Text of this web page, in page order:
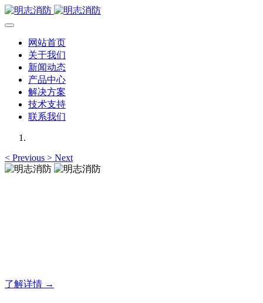
网站首页
关于我们
新闻动态
产品中心
解决方案
技术支持
联系我们
< Previous > Next
了解详情 →